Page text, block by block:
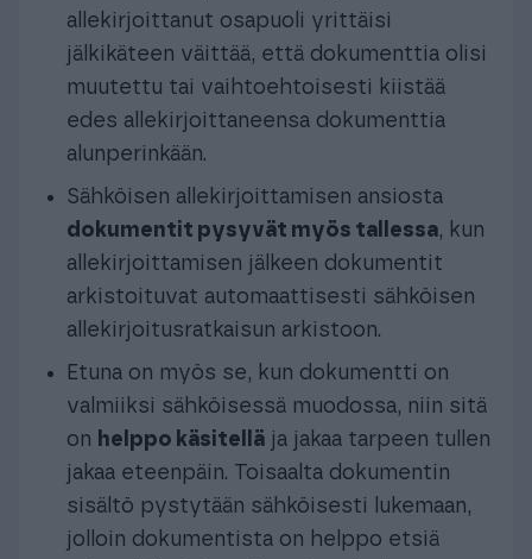
allekirjoittanut osapuoli yrittäisi
jälkikäteen väittää, että dokumenttia olisi
muutettu tai vaihtoehtoisesti kiistää
edes allekirjoittaneensa dokumenttia
alunperinkään.
Sähköisen allekirjoittamisen ansiosta
dokumentit pysyvät myös tallessa, kun
allekirjoittamisen jälkeen dokumentit
arkistoituvat automaattisesti sähköisen
allekirjoitusratkaisun arkistoon.
Etuna on myös se, kun dokumentti on
valmiiksi sähköisessä muodossa, niin sitä
on helppo käsitellä ja jakaa tarpeen tullen
jakaa eteenpäin. Toisaalta dokumentin
sisältö pystytään sähköisesti lukemaan,
jolloin dokumentista on helppo etsiä